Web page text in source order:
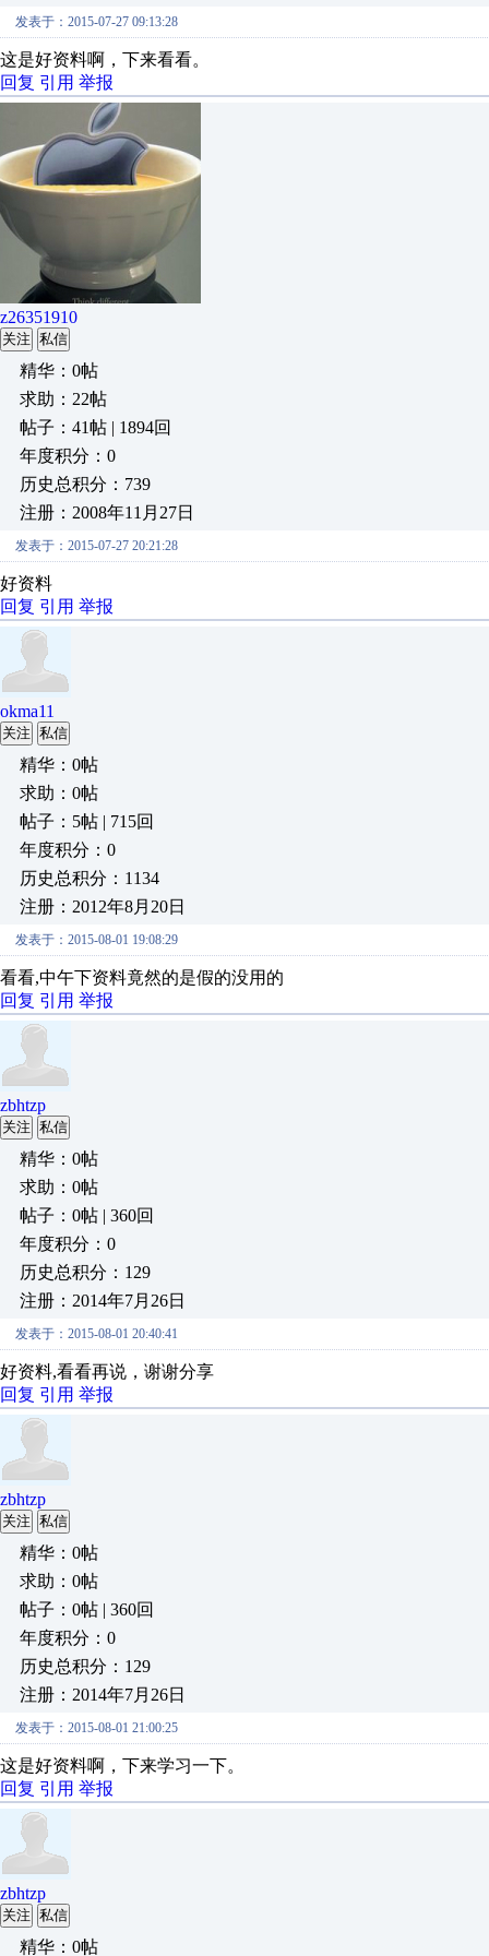
发表于：2015-07-27 09:13:28
这是好资料啊，下来看看。
回复 引用 举报
z26351910
关注 私信
精华：0帖
求助：22帖
帖子：41帖 | 1894回
年度积分：0
历史总积分：739
注册：2008年11月27日
发表于：2015-07-27 20:21:28
好资料
回复 引用 举报
okma11
关注 私信
精华：0帖
求助：0帖
帖子：5帖 | 715回
年度积分：0
历史总积分：1134
注册：2012年8月20日
发表于：2015-08-01 19:08:29
看看,中午下资料竟然的是假的没用的
回复 引用 举报
zbhtzp
关注 私信
精华：0帖
求助：0帖
帖子：0帖 | 360回
年度积分：0
历史总积分：129
注册：2014年7月26日
发表于：2015-08-01 20:40:41
好资料,看看再说，谢谢分享
回复 引用 举报
zbhtzp
关注 私信
精华：0帖
求助：0帖
帖子：0帖 | 360回
年度积分：0
历史总积分：129
注册：2014年7月26日
发表于：2015-08-01 21:00:25
这是好资料啊，下来学习一下。
回复 引用 举报
zbhtzp
关注 私信
精华：0帖